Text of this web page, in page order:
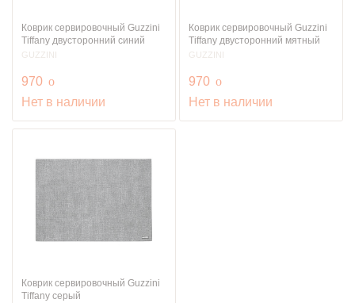
Коврик сервировочный Guzzini
Tiffany двусторонний синий
GUZZINI
970 руб.
o
Нет в наличии
Коврик сервировочный Guzzini
Tiffany двусторонний мятный
GUZZINI
970 руб.
o
Нет в наличии
Коврик сервировочный Guzzini
Tiffany серый